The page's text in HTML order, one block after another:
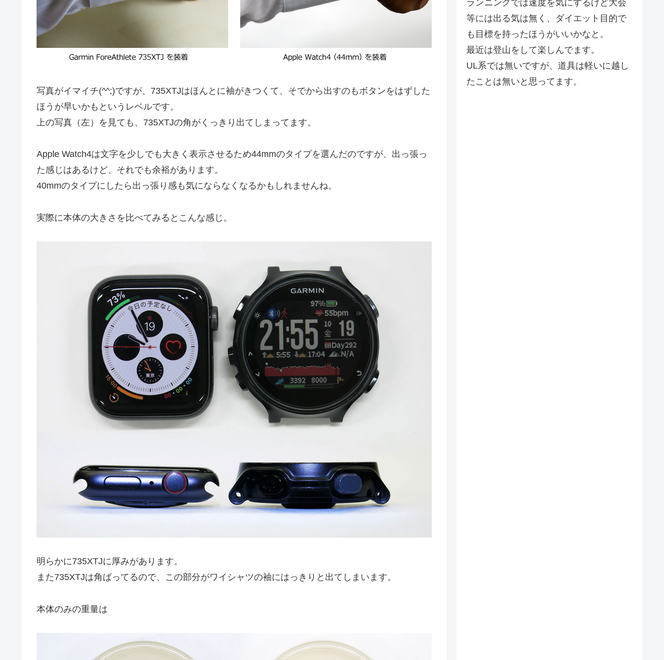
写真がイマイチ(^^;)ですが、735XTJはほんとに袖がきつくて、そでから出すのもボタンをはずした
ほうが早いかもというレベルです。
上の写真（左）を見ても、735XTJの角がくっきり出てしまってます。
Apple Watch4は文字を少しでも大きく表示させるため44mmのタイプを選んだのですが、出っ張っ
た感じはあるけど、それでも余裕があります。
40mmのタイプにしたら出っ張り感も気にならなくなるかもしれませんね。
実際に本体の大きさを比べてみるとこんな感じ。
明らかに735XTJに厚みがあります。
また735XTJは角ばってるので、この部分がワイシャツの袖にはっきりと出てしまいます。
本体のみの重量は
ランニングでは速度を気にするけど大会
等には出る気は無く、ダイエット目的で
も目標を持ったほうがいいかなと。
最近は登山をして楽しんでます。
UL系では無いですが、道具は軽いに越し
たことは無いと思ってます。